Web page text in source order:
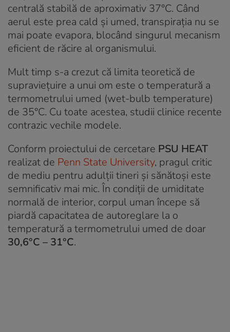
centrală stabilă de aproximativ 37°C. Când
aerul este prea cald și umed, transpirația nu se
mai poate evapora, blocând singurul mecanism
eficient de răcire al organismului.
Mult timp s-a crezut că limita teoretică de
supraviețuire a unui om este o temperatură a
termometrului umed (wet-bulb temperature)
de 35°C. Cu toate acestea, studii clinice recente
contrazic vechile modele.
Conform proiectului de cercetare PSU HEAT
realizat de Penn State University, pragul critic
de mediu pentru adulții tineri și sănătoși este
semnificativ mai mic. În condiții de umiditate
normală de interior, corpul uman începe să
piardă capacitatea de autoreglare la o
temperatură a termometrului umed de doar
30,6°C – 31°C.